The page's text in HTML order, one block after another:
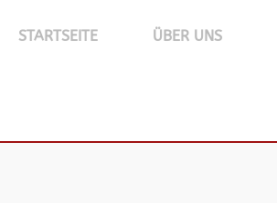
STARTSEITE ÜBER UNS